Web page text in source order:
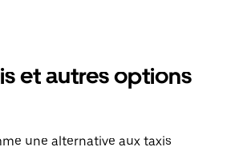
et autres options
une alternative aux taxis